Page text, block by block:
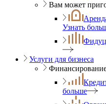
Вам может
Узнать
Услуги для бизнеса
больше